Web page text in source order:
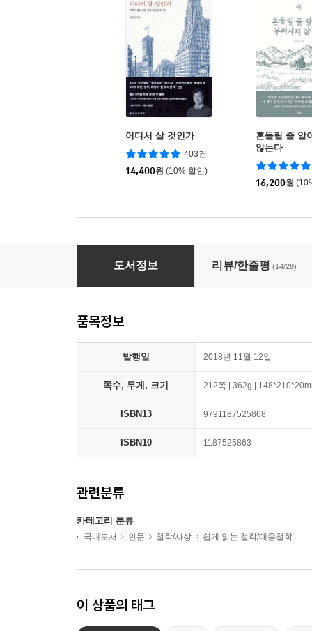
어디서 살 것인가
403건
14,400원 (10% 할인)
흔들릴 줄 알
않는다
16,200원
말의 내공
도서정보 리뷰/한줄평 (14/28)
품목정보
발행일 2018년 11월 12일
쪽수, 무게, 크기 212쪽 | 362g |
ISBN13 9791187525868
ISBN10 1187525863
관련분류
카테고리 분류
국내도서 인문 철학/사상 쉽게 읽는 철학/대중철학
이 상품의 태그